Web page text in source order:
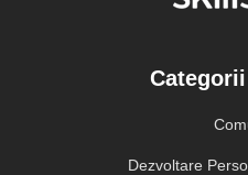
Dezvoltare